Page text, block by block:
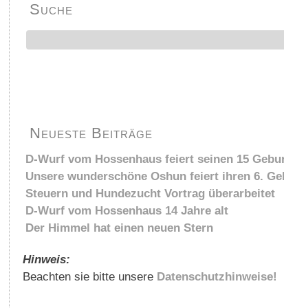
Suche
Neueste Beiträge
D-Wurf vom Hossenhaus feiert seinen 15
Unsere wunderschöne Oshun feiert ihren 6.
Steuern und Hundezucht Vortrag überarbeitet
D-Wurf vom Hossenhaus 14 Jahre alt
Der Himmel hat einen neuen Stern
Hinweis:
Beachten sie bitte unsere Datenschutzhinweise!